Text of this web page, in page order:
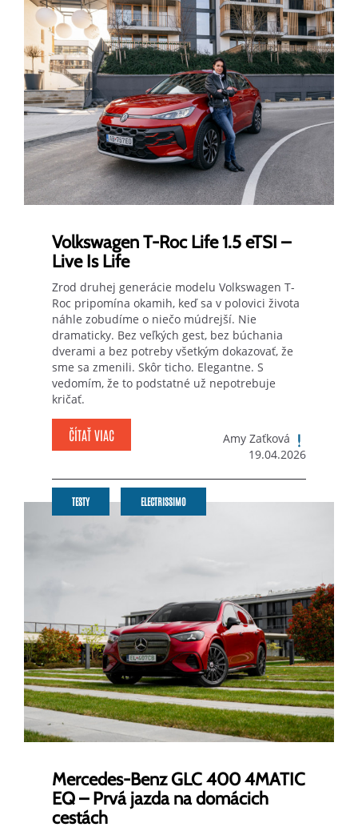
Volkswagen T-Roc Life 1.5 eTSI –
Live Is Life
Zrod druhej generácie modelu Volkswagen T-
Roc pripomína okamih, keď sa v polovici života
náhle zobudíme o niečo múdrejší. Nie
dramaticky. Bez veľkých gest, bez búchania
dverami a bez potreby všetkým dokazovať, že
sme sa zmenili. Skôr ticho. Elegantne. S
vedomím, že to podstatné už nepotrebuje
kričať.
ČÍTAŤ VIAC
Amy Zaťková
19.04.2026
TESTY ELECTRISSIMO
Mercedes-Benz GLC 400 4MATIC
EQ – Prvá jazda na domácich
cestách